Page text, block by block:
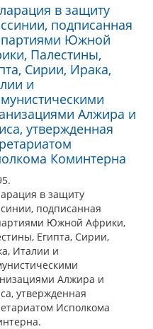
в защиту
подписанная
Южной
Палестины,
Сирии, Ирака,
и
Алжира и
утвержденная
Коминтерна
в защиту
подписанная
Южной Африки,
Египта, Сирии,
Италии и
Алжира и
утвержденная
Исполкома